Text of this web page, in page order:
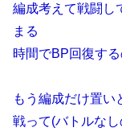
編成考えて戦闘し
まる
時間でBP回復す
もう編成だけ置い
戦って(バトルな